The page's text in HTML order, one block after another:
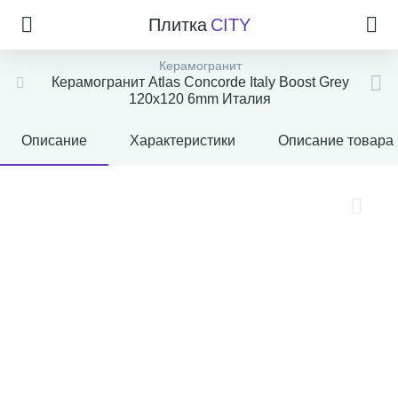
Плитка CITY
Керамогранит
Керамогранит Atlas Concorde Italy Boost Grey
120x120 6mm Италия
Описание Характеристики Описание товара